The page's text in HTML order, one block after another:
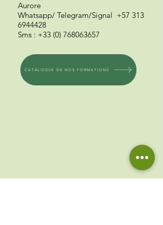
Aurore
Whatsapp/ Telegram/Signal +57 313
6944428
Sms : +33 (0) 768063657
CATALOGUE DE NOS FORMATIONS